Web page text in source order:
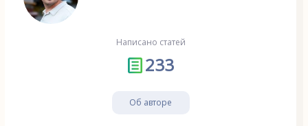
Написано статей
233
Об авторе